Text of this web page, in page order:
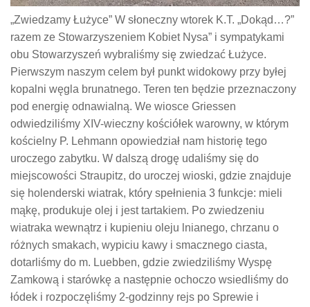
„Zwiedzamy Łużyce” W słoneczny wtorek K.T. „Dokąd…?”
razem ze Stowarzyszeniem Kobiet Nysa” i sympatykami
obu Stowarzyszeń wybraliśmy się zwiedzać Łużyce.
Pierwszym naszym celem był punkt widokowy przy byłej
kopalni węgla brunatnego. Teren ten będzie przeznaczony
pod energię odnawialną. We wiosce Griessen
odwiedziliśmy XIV-wieczny kościółek warowny, w którym
kościelny P. Lehmann opowiedział nam historię tego
uroczego zabytku. W dalszą drogę udaliśmy się do
miejscowości Straupitz, do uroczej wioski, gdzie znajduje
się holenderski wiatrak, który spełnienia 3 funkcje: mieli
mąkę, produkuje olej i jest tartakiem. Po zwiedzeniu
wiatraka wewnątrz i kupieniu oleju lnianego, chrzanu o
różnych smakach, wypiciu kawy i smacznego ciasta,
dotarliśmy do m. Luebben, gdzie zwiedziliśmy Wyspę
Zamkową i starówkę a następnie ochoczo wsiedliśmy do
łódek i rozpoczęliśmy 2-godzinny rejs po Sprewie i